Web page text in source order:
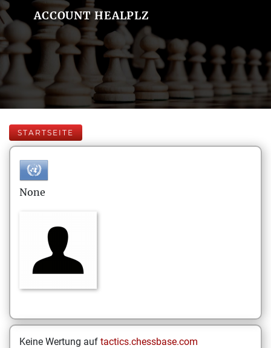
ACCOUNT HEALPLZ
STARTSEITE
None
Keine Wertung auf tactics.chessbase.com